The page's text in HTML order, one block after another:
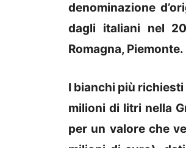
denominazione
dagli italiani nel
Romagna, Piemonte.
I bianchi più
milioni di litri nella
per un valore che